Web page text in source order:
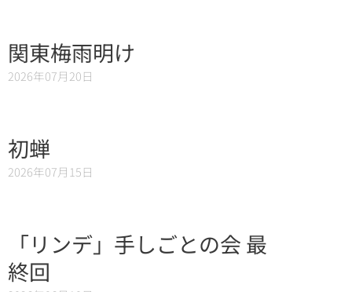
関東梅雨明け
2026年07月20日
初蝉
2026年07月15日
「リンデ」手しごとの会 最
終回